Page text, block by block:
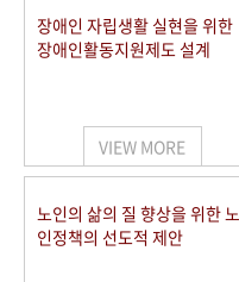
장애인 자립생활 실현을 위한
장애인활동지원제도 설계
VIEW MORE
노인의 삶의 질 향상을 위한 노
인정책의 선도적 제안